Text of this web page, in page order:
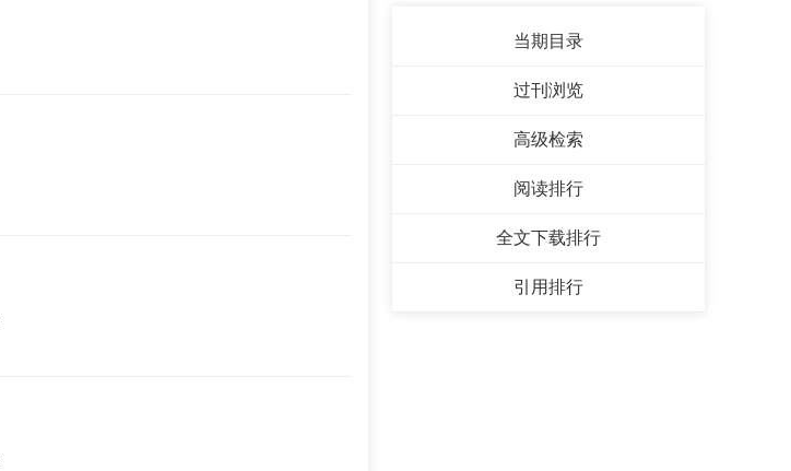
当期目录
过刊浏览
高级检索
阅读排行
全文下载排行
引用排行